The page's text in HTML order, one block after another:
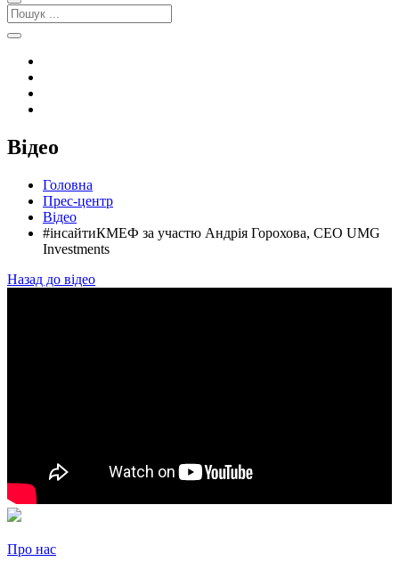
Відео
Головна
Прес-центр
Відео
#інсайтиКМЕФ за участю Андрія Горохова, СЕО UMG
Investments
Назад до відео
Про нас